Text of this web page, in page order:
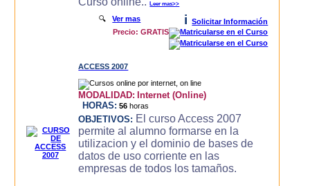
Leer mas>>
🔍Ver mas i
Solicitar Información
Precio: GRATIS
ACCESS 2007
MODALIDAD: Internet (Online)
HORAS: 56 horas
OBJETIVOS: El curso Access 2007
permite al alumno formarse en la
utilizacion y el dominio de bases de
datos de uso corriente en las
empresas de todos los tamaños.